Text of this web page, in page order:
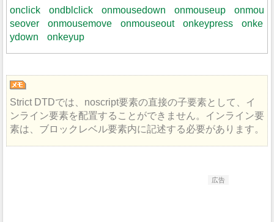
onclick
ondblclick onmousedown onmouseup
onmou
seover
onmousemove onmouseout onkeypress
onke
ydown
onkeyup
Strict DTDでは、noscript要素の直接の子要素として、イ
ンライン要素を配置することができません。インライン要
素は、ブロックレベル要素内に記述する必要があります。
広告